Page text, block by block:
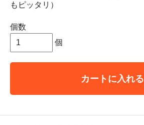
もピッタリ）
個数
個
カートに入れる